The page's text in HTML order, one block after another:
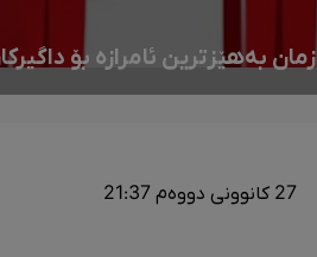
زمان بەهێزترین ئامرازە بۆ
27 کانوونی دووەم 21:37